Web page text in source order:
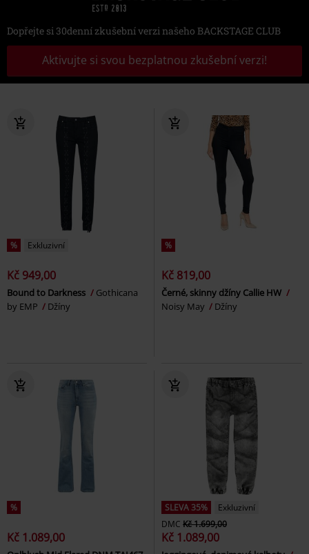
Dopřejte si 30denní zkušební verzi našeho BACKSTAGE CLUB
Aktivujte si svou bezplatnou zkušební verzi!
% Exkluzivní
Kč 949,00
Bound to Darkness
Gothicana
by EMP
Džíny
%
Kč 819,00
Černé, skinny džíny Callie HW
Noisy May
Džíny
%
Kč 1.089,00
SLEVA 35%
Exkluzivní
DMC Kč 1.699,00
Kč 1.089,00